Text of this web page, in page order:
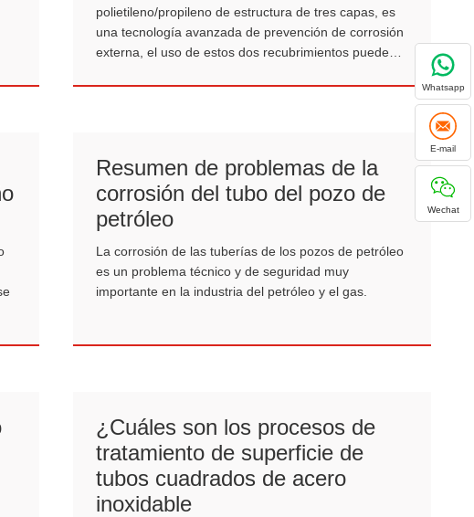
polietileno/propileno de estructura de tres capas, es
una tecnología avanzada de prevención de corrosión
externa, el uso de estos dos recubrimientos puede
Resumen de problemas de la
corrosión del tubo del pozo de
petróleo
La corrosión de las tuberías de los pozos de petróleo
es un problema técnico y de seguridad muy
importante en la industria del petróleo y el gas.
¿Cuáles son los procesos de
tratamiento de superficie de
tubos cuadrados de acero
inoxidable
Whatsapp
E-mail
Wechat